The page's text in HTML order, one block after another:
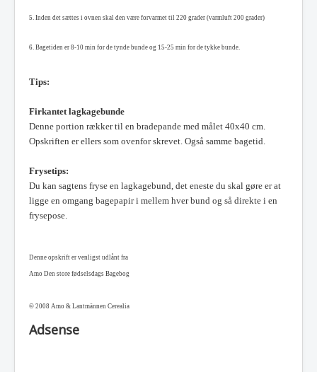
5. Inden det sættes i ovnen skal den være forvarmet til 220 grader (varmluft 200 grader)
6. Bagetiden er 8-10 min for de tynde bunde og 15-25 min for de tykke bunde.
Tips:
Firkantet lagkagebunde
Denne portion rækker til en bradepande med målet 40x40 cm.
Opskriften er ellers som ovenfor skrevet. Også samme bagetid.
Frysetips:
Du kan sagtens fryse en lagkagebund, det eneste du skal gøre er at
ligge en omgang bagepapir i mellem hver bund og så direkte i en
frysepose.
Denne opskrift er venligst udlånt fra
Amo Den store fødselsdags Bagebog
© 2008 Amo & Lantmännen Cerealia
Adsense